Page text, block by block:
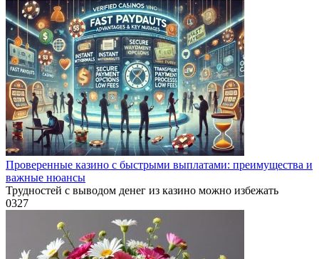
Проверенные казино с быстрыми выплатами: преимущества и
важные нюансы
Трудностей с выводом денег из казино можно избежать
0327